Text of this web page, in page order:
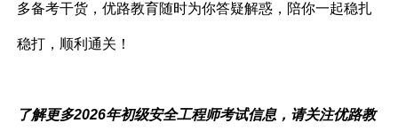
多备考干货，优路教育随时为你答疑解惑，陪你一起稳扎
稳打，顺利通关！
了解更多2026年初级安全工程师考试信息，请关注优路教